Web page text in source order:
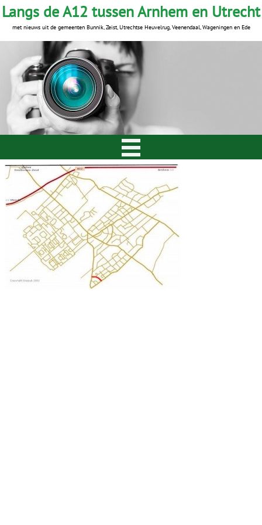
Langs de A12 tussen Arnhem en Utrecht
met nieuws uit de gemeenten Bunnik, Zeist, Utrechtse Heuvelrug, Veenendaal, Wageningen en Ede